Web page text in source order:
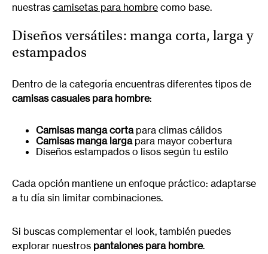
nuestras camisetas para hombre como base.
Diseños versátiles: manga corta, larga y
estampados
Dentro de la categoría encuentras diferentes tipos de
camisas casuales para hombre:
Camisas manga cortapara climas cálidos
Camisas manga largapara mayor cobertura
Diseños estampados o lisos según tu estilo
Cada opción mantiene un enfoque práctico: adaptarse
a tu día sin limitar combinaciones.
Si buscas complementar el look, también puedes
explorar nuestros pantalones para hombre.